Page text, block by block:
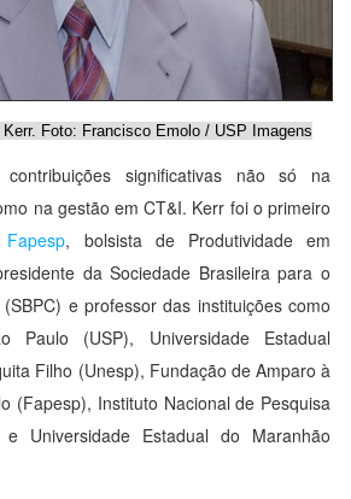
Foto: Francisco Emolo / USP Imagens
significativas não só na
na gestão em CT&I. Kerr foi o primeiro
Fapesp, bolsista de Produtividade em
da Sociedade Brasileira para o
e professor das instituições como
Paulo (USP), Universidade Estadual
Filho (Unesp), Fundação de Amparo à
(Fapesp), Instituto Nacional de Pesquisa
Universidade Estadual do Maranhão